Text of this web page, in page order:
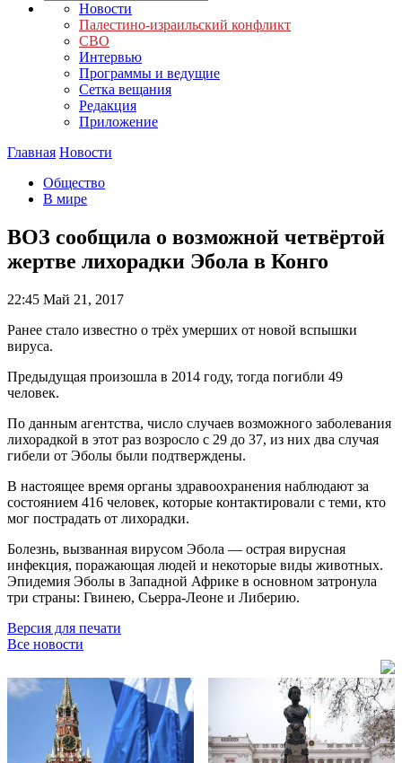
Новости
Палестино-израильский конфликт
СВО
Интервью
Программы и ведущие
Сетка вещания
Редакция
Приложение
Главная Новости
Общество
В мире
ВОЗ сообщила о возможной четвёртой
жертве лихорадки Эбола в Конго
22:45 Май 21, 2017
Ранее стало известно о трёх умерших от новой вспышки
вируса.
Предыдущая произошла в 2014 году, тогда погибли 49
человек.
По данным агентства, число случаев возможного заболевания
лихорадкой в этот раз возросло с 29 до 37, из них два случая
гибели от Эболы были подтверждены.
В настоящее время органы здравоохранения наблюдают за
состоянием 416 человек, которые контактировали с теми, кто
мог пострадать от лихорадки.
Болезнь, вызванная вирусом Эбола — острая вирусная
инфекция, поражающая людей и некоторые виды животных.
Эпидемия Эболы в Западной Африке в основном затронула
три страны: Гвинею, Сьерра-Леоне и Либерию.
Версия для печати
Все новости